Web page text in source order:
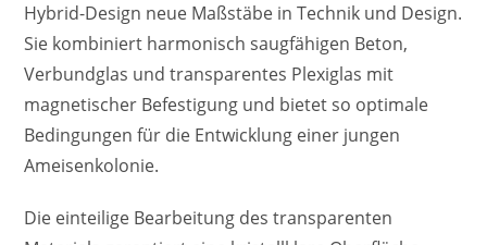
Hybrid-Design neue Maßstäbe in Technik und Design.
Sie kombiniert harmonisch saugfähigen Beton,
Verbundglas und transparentes Plexiglas mit
magnetischer Befestigung und bietet so optimale
Bedingungen für die Entwicklung einer jungen
Ameisenkolonie.
Die einteilige Bearbeitung des transparenten